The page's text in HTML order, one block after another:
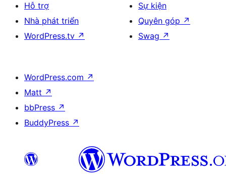
Hỗ trợ
Nhà phát triển
WordPress.tv ↗
Sự kiện
Quyên góp ↗
Swag ↗
WordPress.com ↗
Matt ↗
bbPress ↗
BuddyPress ↗